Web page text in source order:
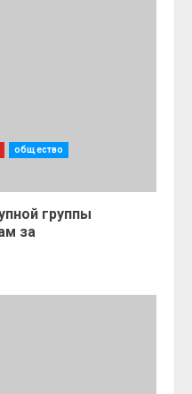
общество
группы
за